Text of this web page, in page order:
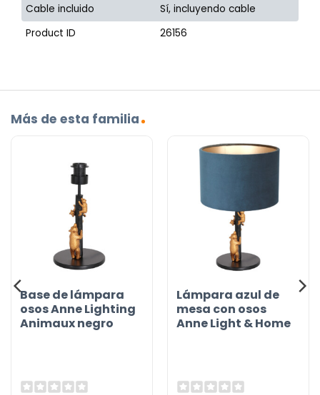
Cable incluido
Sí, incluyendo cable
Product ID
26156
Más de esta familia
Base de lámpara
osos Anne Lighting
Animaux negro
Lámpara azul de
mesa con osos
Anne Light & Home